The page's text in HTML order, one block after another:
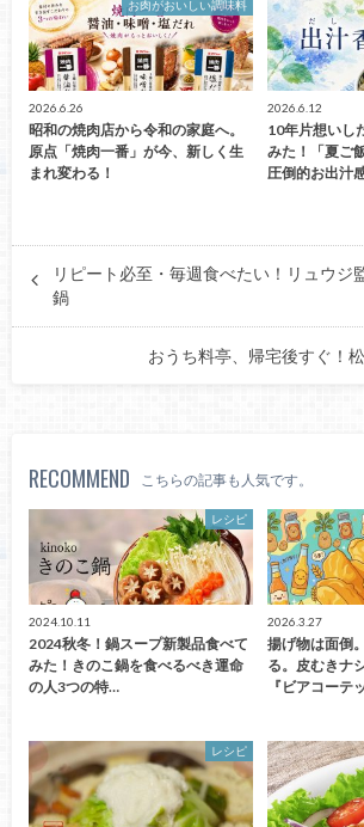
お肉がおいしい調味料
2026.6.26
昭和の焼肉店から令和の家庭へ。
原点「焼肉一番」が今、新しく生
まれ変わる！
2026.6.12
10年片想いし
みた！「夏ご
圧倒的お出汁
リピート必至・毎週食べたい！リュウ
鍋
おうち料亭、帰宅後すぐ！
RECOMMEND こちらの記事も人気です。
レシピ
2024.10.11
2024秋冬！鍋スープ新製品食べて
みた！きのこ鍋を食べるべき運命
の人3つの特…
2026.3.27
揚げ物は面倒
る。皮むきナ
『ビアコーテ
レシピ